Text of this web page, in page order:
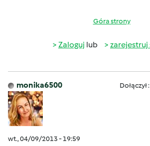
Góra strony
Zaloguj lub zarejestruj
monika6500
wt., 04/09/2013 - 19:59